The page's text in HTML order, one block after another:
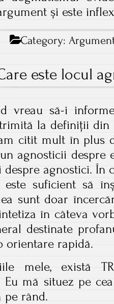
și este
Category:
este locul
vreau să-i
la definiții
citit mult în plus
agnosticii despre
despre agnostici.
este suficient să
sunt doar
în câteva
destinate
orientare rapidă.
mele, există
Eu mă situez pe
pe rând.